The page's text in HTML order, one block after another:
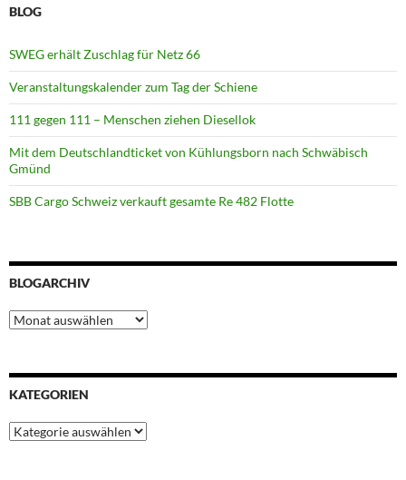
BLOG
SWEG erhält Zuschlag für Netz 66
Veranstaltungskalender zum Tag der Schiene
111 gegen 111 – Menschen ziehen Diesellok
Mit dem Deutschlandticket von Kühlungsborn nach Schwäbisch
Gmünd
SBB Cargo Schweiz verkauft gesamte Re 482 Flotte
BLOGARCHIV
Blogarchiv
KATEGORIEN
Kategorien